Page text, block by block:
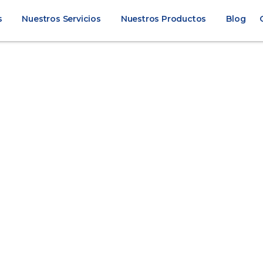
Nuestros Servicios Nuestros Productos Blog